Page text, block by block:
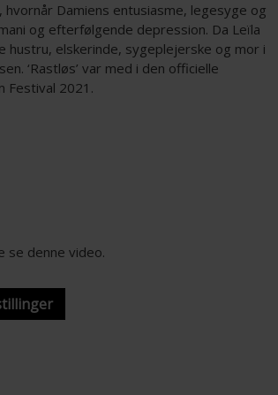
hvornår Damiens entusiasme, legesyge og
og efterfølgende depression. Da Leïla
hustru, elskerinde, sygeplejerske og mor i
‘Rastløs’ var med i den officielle
Festival 2021.
se denne video.